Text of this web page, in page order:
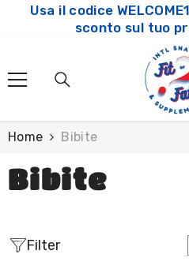
SKIP TO CONTENT
Usa il codice
sconto sul tuo
Home Bibite
Bibite
Filter